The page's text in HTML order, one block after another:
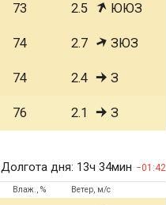
73 2.5 ЮЮЗ
74 2.7 ЗЮЗ
74 2.4 З
76 2.1 З
Долгота дня: 13ч 34мин 01:42
Влаж., % Ветер, м/с